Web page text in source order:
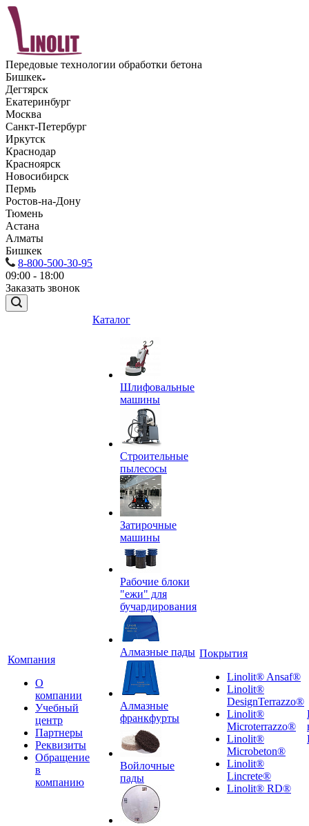
Передовые технологии обработки бетона
Бишкек
Дегтярск
Екатеринбург
Москва
Санкт-Петербург
Иркутск
Краснодар
Красноярск
Новосибирск
Пермь
Ростов-на-Дону
Тюмень
Астана
Алматы
Бишкек
8-800-500-30-95
09:00 - 18:00
Заказать звонок
Компания
О
компании
Учебный
центр
Партнеры
Реквизиты
Обращение
в
компанию
Каталог
Шлифовальные
машины
Строительные
пылесосы
Затирочные
машины
Рабочие блоки
"ежи" для
бучардирования
Алмазные пады
Алмазные
франкфурты
Войлочные
пады
Покрытия
Linolit® Ansaf®
Linolit®
DesignTerrazzo®
Linolit®
Microterrazzo®
Linolit®
Microbeton®
Linolit®
Lincrete®
Linolit® RD®